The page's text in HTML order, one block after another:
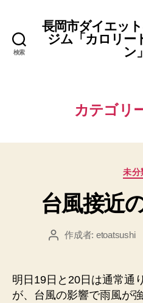
検索
長岡市ダイエッ
ジム「カロリー
ン」
カテゴリ
未分
台風接近
投 作成者: etoatsushi
明日19日と20日は通常通
が、台風の影響で雨風が